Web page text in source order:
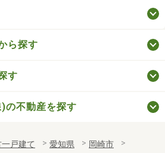
ら探す
す
の不動産を探す
戸建て 愛知県
岡崎市